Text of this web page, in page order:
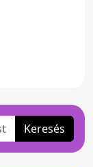
Keresés